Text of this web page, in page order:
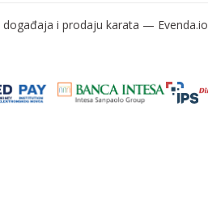
događaja i prodaju karata — Evenda.io